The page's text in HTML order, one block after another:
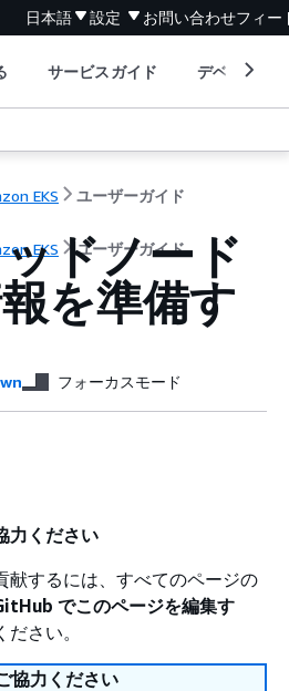
日本語 設定 お問い合わせフィー
サービスガイド デベロッパ
EKS ユーザーガイド
EKS ユーザーガイド
ドノード
を準備す
フォーカスモード
力ください
献するには、すべてのページの
でこのページを編集す
さい。
協力ください